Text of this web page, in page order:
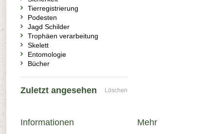
Tierregistrierung
Podesten
Jagd Schilder
Trophäen verarbeitung
Skelett
Entomologie
Bücher
Zuletzt angesehen Löschen
Informationen Mehr